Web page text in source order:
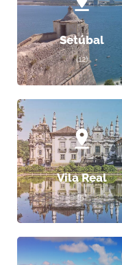
Setúbal
(12)
Vila Real
(5)